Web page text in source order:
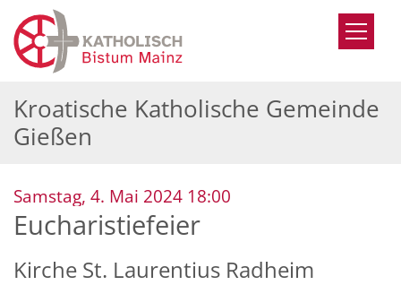
Zum Inhalt springen
Kroatische Katholische Gemeinde
Gießen
Samstag, 4. Mai 2024 18:00
Eucharistiefeier
Kirche St. Laurentius Radheim